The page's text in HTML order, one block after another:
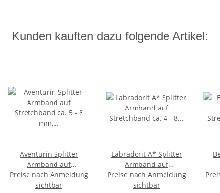
Kunden kauften dazu folgende Artikel:
Aventurin Splitter
Armband auf
Stretchband ca. 5 - 8
mm, 19 - 20 cm lang
Preise nach Anmeldung
sichtbar
Labradorit A* Splitter
Armband auf
Stretchband ca. 4 - 8
mm, 19 - 20 cm lang
Preise nach Anmeldung
sichtbar